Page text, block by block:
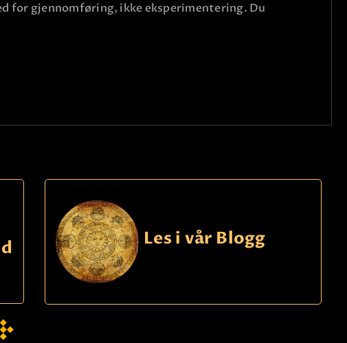
for gjennomføring, ikke eksperimentering. Du
Les i vår Blogg